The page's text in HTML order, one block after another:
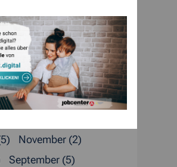
Juli (2) Juni (1)
Mai (3)
(4)
Februar (3)
November (2)
September (5)